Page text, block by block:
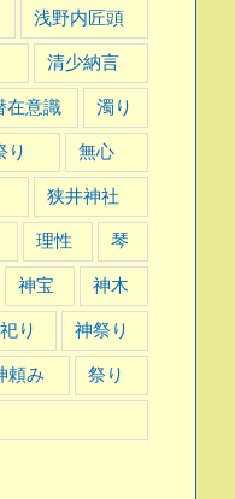
浅野内匠頭
清少納言
在意識 濁り
り 無心
狭井神社
理性 琴
神宝 神木
り 神祭り
頼み 祭り